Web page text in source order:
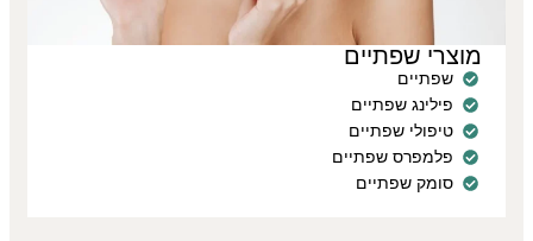
מוצרי שפתיים
שפתיים
פילינג שפתיים
טיפולי שפתיים
פלמפרס שפתיים
סומק שפתיים